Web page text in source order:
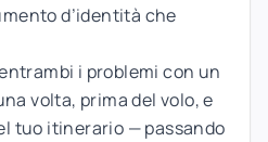
d’identità che
entrambi i problemi con un
volta, prima del volo, e
tuo itinerario — passando